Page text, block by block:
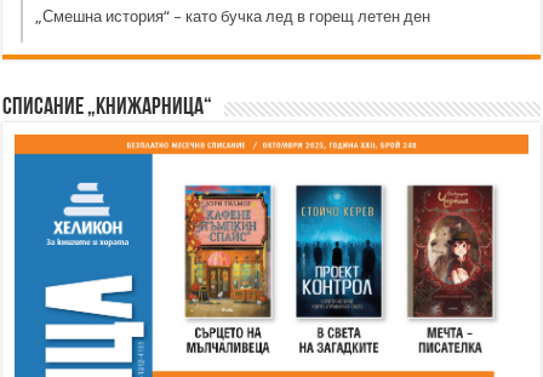
„Смешна история“ – като бучка лед в горещ летен ден
Списание „Книжарница“